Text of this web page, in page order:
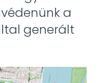
a
generált